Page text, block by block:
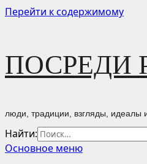
Перейти к содержимому
ПОСРЕДИ
люди, традиции, взгляды, идеалы
Найти:
Основное меню